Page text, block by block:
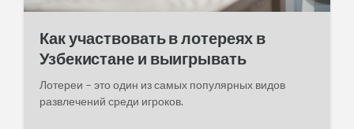
Как участвовать в лотереях в
Узбекистане и выигрывать
Лотереи – это один из самых популярных видов
развлечений среди игроков.